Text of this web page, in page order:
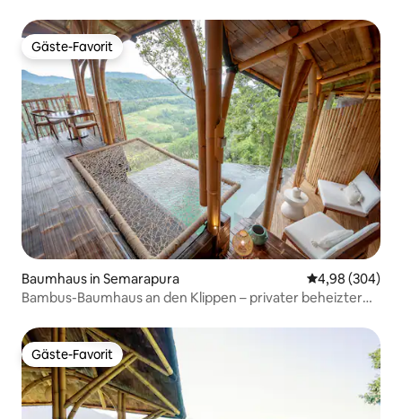
Gäste-Favorit
Gäste-Favorit
Baumhaus in Semarapura
4,98 (304)
Bambus-Baumhaus an den Klippen – privater beheizter
Gäste-Favorit
Gäste-Favorit